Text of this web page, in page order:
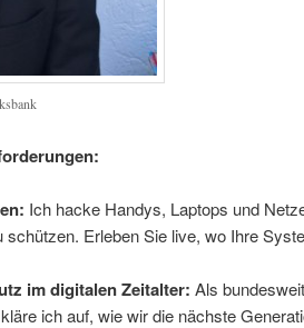
Ich hacke Handys, Laptops und
Erleben Sie live, wo Ihre
im digitalen Zeitalter: Als
ich auf, wie wir die nächste